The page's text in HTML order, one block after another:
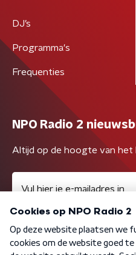
DJ’s
Programma's
Frequenties
NPO Radio 2
Altijd op de hoogte van het